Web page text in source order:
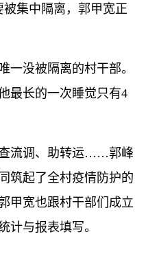
集中隔离，郭甲宽正
没被隔离的村干部。
最长的一次睡觉只有4
流调、助转运……郭峰
筑起了全村疫情防护的
甲宽也跟村干部们成立
计与报表填写。